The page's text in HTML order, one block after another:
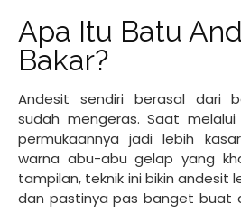
Apa Itu Batu
Bakar?
Andesit sendiri berasal dari
sudah mengeras. Saat
permukaannya jadi lebih
warna abu-abu gelap yang
tampilan, teknik ini bikin andesit
dan pastinya pas banget buat